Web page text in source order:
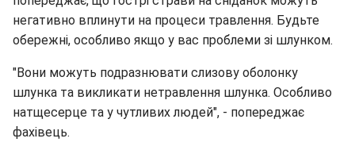
негативно вплинути на процеси травлення. Будьте
обережні, особливо якщо у вас проблеми зі шлунком.
"Вони можуть подразнювати слизову оболонку
шлунка та викликати нетравлення шлунка. Особливо
натщесерце та у чутливих людей", - попереджає
фахівець.